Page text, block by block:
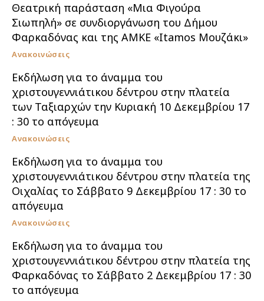
Θεατρική παράσταση «Μια Φιγούρα
Σιωπηλή» σε συνδιοργάνωση του Δήμου
Φαρκαδόνας και της ΑΜΚΕ «Itamos Μουζάκι»
Ανακοινώσεις
Εκδήλωση για το άναμμα του
χριστουγεννιάτικου δέντρου στην πλατεία
των Ταξιαρχών την Κυριακή 10 Δεκεμβρίου 17
: 30 το απόγευμα
Ανακοινώσεις
Εκδήλωση για το άναμμα του
χριστουγεννιάτικου δέντρου στην πλατεία της
Οιχαλίας το Σάββατο 9 Δεκεμβρίου 17 : 30 το
απόγευμα
Ανακοινώσεις
Εκδήλωση για το άναμμα του
χριστουγεννιάτικου δέντρου στην πλατεία της
Φαρκαδόνας το Σάββατο 2 Δεκεμβρίου 17 : 30
το απόγευμα